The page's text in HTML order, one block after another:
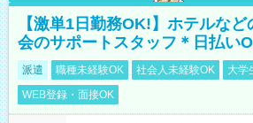
【激単1日勤務OK!】ホテルな
会のサポートスタッフ＊日払い
派遣 職種未経験OK 社会人未経験OK 大学
WEB登録・面接OK